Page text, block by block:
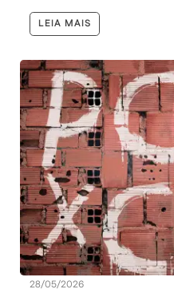
LEIA MAIS
28/05/2026